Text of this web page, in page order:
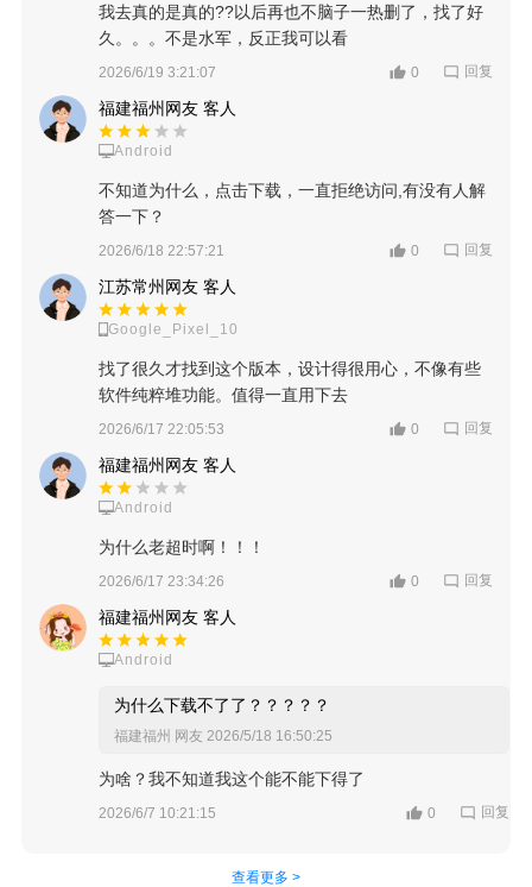
我去真的是真的??以后再也不脑子一热删了，找了好
久。。。不是水军，反正我可以看
2026/6/19 3:21:07 0 回复
福建福州网友 客人
Android
不知道为什么，点击下载，一直拒绝访问,有没有人解
答一下？
2026/6/18 22:57:21 0 回复
江苏常州网友 客人
Google_Pixel_10
找了很久才找到这个版本，设计得很用心，不像有些
软件纯粹堆功能。值得一直用下去
2026/6/17 22:05:53 0 回复
福建福州网友 客人
Android
为什么老超时啊！！！
2026/6/17 23:34:26 0 回复
福建福州网友 客人
Android
为什么下载不了了？？？？？
福建福州 网友 2026/5/18 16:50:25
为啥？我不知道我这个能不能下得了
2026/6/7 10:21:15 0 回复
查看更多 >